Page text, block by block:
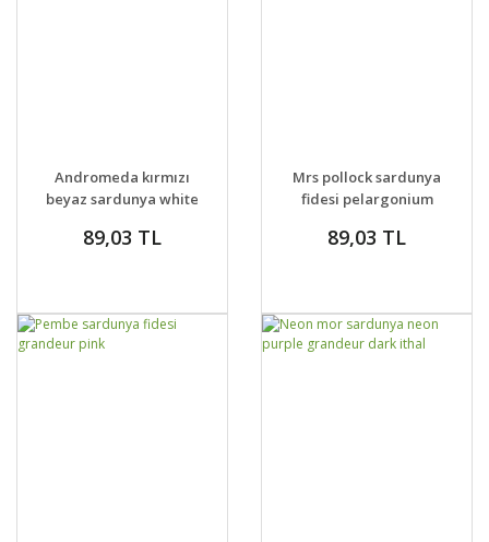
DETAYLAR
VER
Andromeda kırmızı
beyaz sardunya white
89,03 TL
DETAYLAR
VER
Mrs pollock sardunya
fidesi pelargonium
89,03 TL